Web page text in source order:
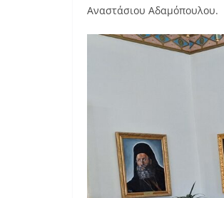
Αναστάσιου Αδαμόπουλου.